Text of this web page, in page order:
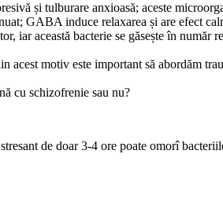
și tulburare anxioasă; aceste
GABA induce relaxarea și are efect
iar această bacterie se găsește în număr
motiv este important să abordăm
cu schizofrenie sau nu?
de doar 3-4 ore poate omorî